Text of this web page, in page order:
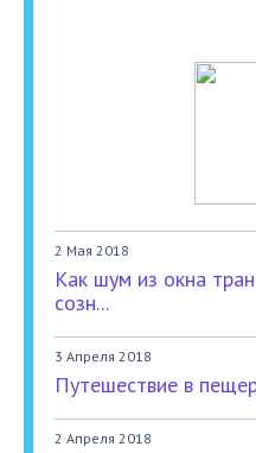
2 Мая 2018
Как шум из окна
созн...
3 Апреля 2018
Путешествие в
2 Апреля 2018